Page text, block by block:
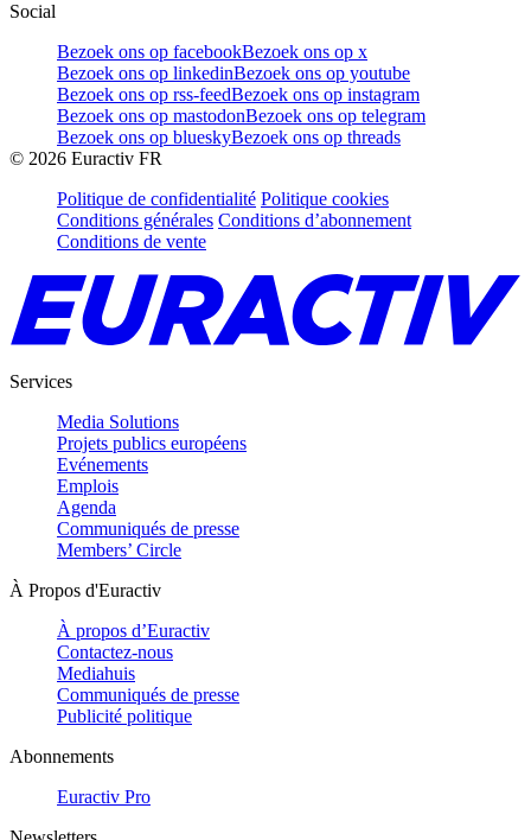
Social
Bezoek ons op facebookBezoek ons op x
Bezoek ons op linkedinBezoek ons op youtube
Bezoek ons op rss-feedBezoek ons op instagram
Bezoek ons op mastodonBezoek ons op telegram
Bezoek ons op blueskyBezoek ons op threads
© 2026 Euractiv FR
Politique de confidentialité Politique cookies
Conditions générales Conditions d’abonnement
Conditions de vente
Services
Media Solutions
Projets publics européens
Evénements
Emplois
Agenda
Communiqués de presse
Members’ Circle
À Propos d'Euractiv
À propos d’Euractiv
Contactez-nous
Mediahuis
Communiqués de presse
Publicité politique
Abonnements
Euractiv Pro